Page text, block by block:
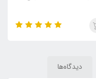
دیدگاه‌ها